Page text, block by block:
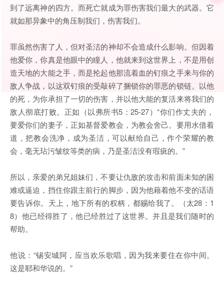
到了远离神的四方。而死亡就成为罪伤害我们最大的武器。它
就如那异象中的角压制我们，伤害我们。
罪虽然伤害了人，但对圣洁的神却不会造成什么影响。但因着
他爱你，你真是他眼中的瞳人，他就来到这世界上，不是用创
造天地的大能之手，而是抡起他那流着血的钉痕之手来与你的
敌人争战，以这双钉痕的受敲碎了捆锁你的罪恶的锁链。以他
的死，为你承担了一切的伤害，并以他大能的复活来将我们的
敌人彻底打败。正如（以弗所书5：25-27）“你们作丈夫的，
要爱你们的妻子，正如基督爱教会，为教会舍己。要用水借着
道，把教会洗净，成为圣洁，可以献给自己，作个荣耀的教
会，毫无玷污皱纹等类的病，乃是圣洁没有瑕疵的。”
所以，亲爱的弟兄姐妹们，不要让仇敌的攻击和前面未知的困
难或逼迫，挡住你跟主前行的脚步，因为他藉着他不变的话语
要告诉你。天上，地下所有的权柄，都赐给我了。（太28：1
8）他已经得胜了，他已经胜过了这世界。并且是我们随时的
帮助。
他说：“锡安城阿，应当欢乐歌唱，因为我来要住在你中间。
这是耶和华说的。”